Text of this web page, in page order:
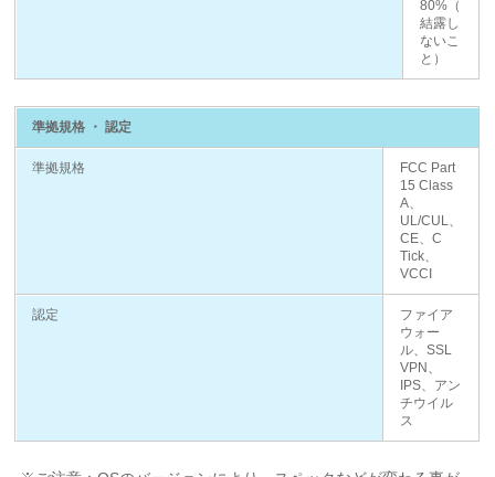
80%（
結露し
ないこ
と）
準拠規格 ・ 認定
準拠規格
FCC Part
15 Class
A、
UL/CUL、
CE、C
Tick、
VCCI
認定
ファイア
ウォー
ル、SSL
VPN、
IPS、アン
チウイル
ス